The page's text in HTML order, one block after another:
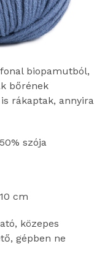
biopamutból,
bőrének
rákaptak, annyira
szója
cm
közepes
gépben ne